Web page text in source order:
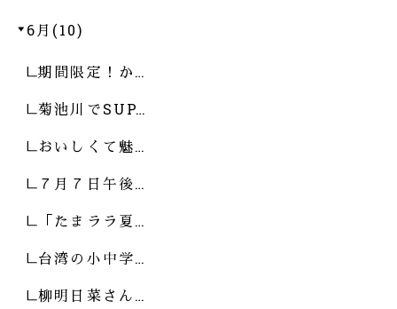
6月(10)
期間限定！か…
菊池川でSUP…
おいしくて魅…
７月７日午後…
「たまララ夏…
台湾の小中学…
柳明日菜さん…